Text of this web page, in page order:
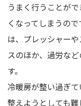
うまく行うことが
くなってしまうの
は、プレッシャー
スのほか、過労な
す。
冷暖房が整い過ぎ
整えようとしても